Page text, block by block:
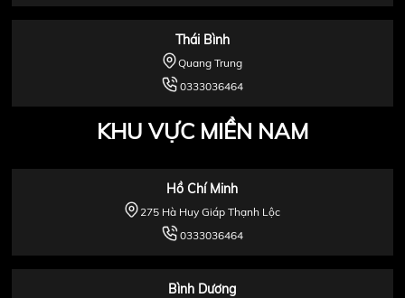
Thái Bình
Quang Trung
0333036464
KHU VỰC MIỀN NAM
Hồ Chí Minh
275 Hà Huy Giáp Thạnh Lộc
0333036464
Bình Dương